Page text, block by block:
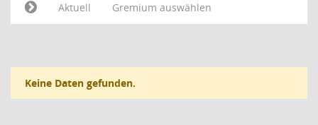
Aktuell
Gremium auswählen
Keine Daten gefunden.